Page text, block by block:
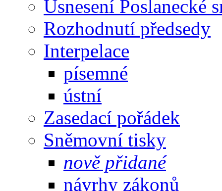
Usnesení Poslanecké
Rozhodnutí předsedy
Interpelace
písemné
ústní
Zasedací pořádek
Sněmovní tisky
nově přidané
návrhy zákonů